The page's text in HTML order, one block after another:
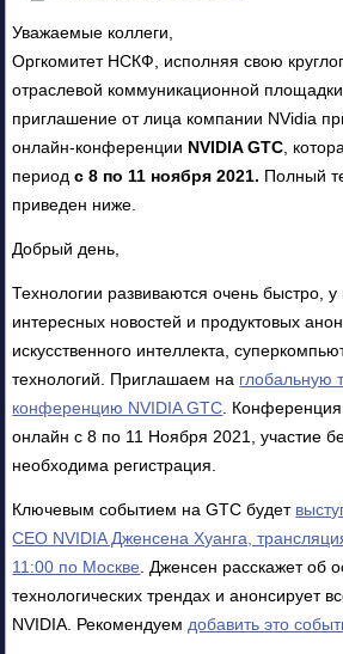
Уважаемые коллеги,
Оргкомитет НСКФ, исполняя свою
отраслевой коммуникационной
приглашение от лица компании NVidia
онлайн-конференции NVIDIA GTC ,
периодс 8 по 11 ноября 2021. Полный
приведен ниже.
Добрый день,
Технологии развиваются очень быстро, у
интересных новостей и продуктовых
искусственного интеллекта,
технологий. Приглашаем на глобальную
конференцию NVIDIA GTC .
онлайн с 8 по 11 Ноября 2021, участие
необходима регистрация.
Ключевым событием на GTC будет
CEO NVIDIA Дженсена Хуанга,
11:00 по Москве . Дженсен расскажет об
технологических трендах и анонсирует
NVIDIA. Рекомендуем добавить это